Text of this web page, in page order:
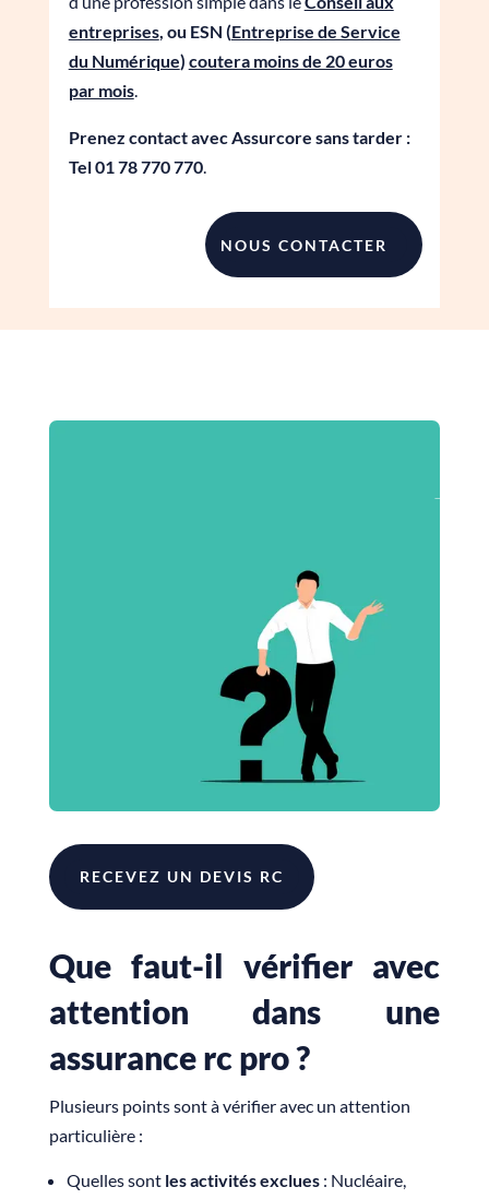
entreprises, ou ESN (Entreprise de Service
du Numérique) coutera moins de 20 euros
par mois.
Prenez contact avec Assurcore sans tarder :
Tel 01 78 770 770.
NOUS CONTACTER
RECEVEZ UN DEVIS RC
Que faut-il vérifier avec
attention dans une
assurance rc pro ?
Plusieurs points sont à vérifier avec un attention
particulière :
Quelles sont les activités exclues: Nucléaire,